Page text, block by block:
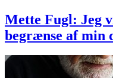
Mette Fugl: Jeg
begrænse af min